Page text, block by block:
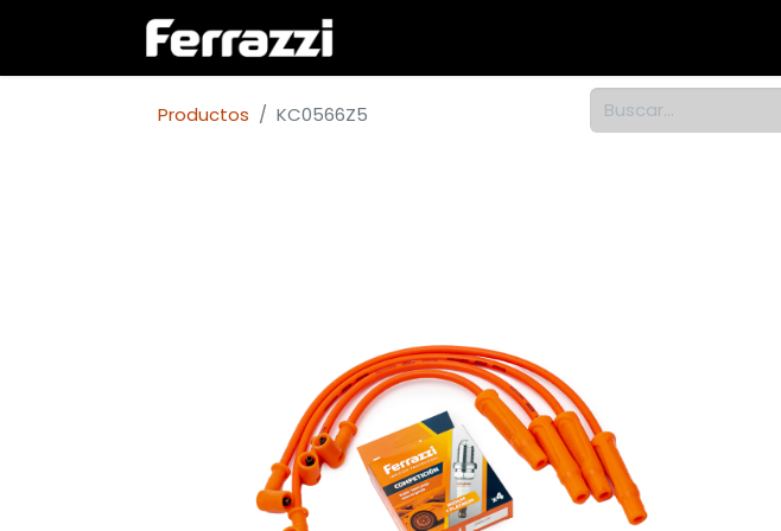
Productos KC0566Z5